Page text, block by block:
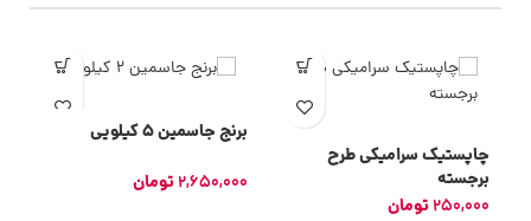
چاپستیک سرامیکی طرح
برجسته
250,000تومان
برنج جاسمین 5 کیلویی
2,650,000تومان